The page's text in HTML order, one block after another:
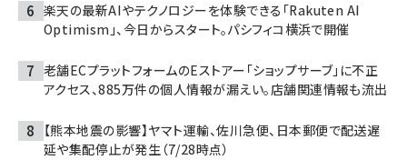
楽天の最新AIやテクノロジーを体験できる「Rakuten AI
Optimism」、今日からスタート。パシフィコ横浜で開催
老舗ECプラットフォームのEストアー「ショップサーブ」に不正
アクセス、885万件の個人情報が漏えい。店舗関連情報も流出
【熊本地震の影響】ヤマト運輸、佐川急便、日本郵便で配送遅
延や集配停止が発生（7/28時点）